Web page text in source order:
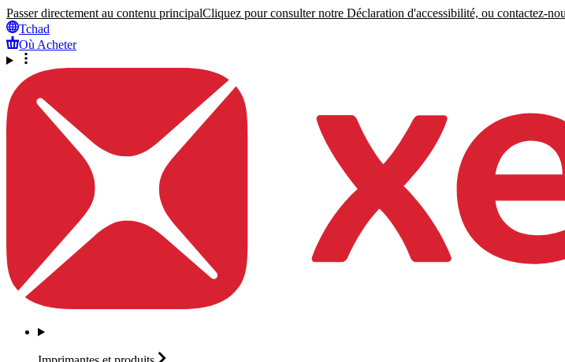
Passer directement au contenu principalCliquez pour consulter notre Déclaration d'accessibilité, ou contactez-
Tchad
Où Acheter